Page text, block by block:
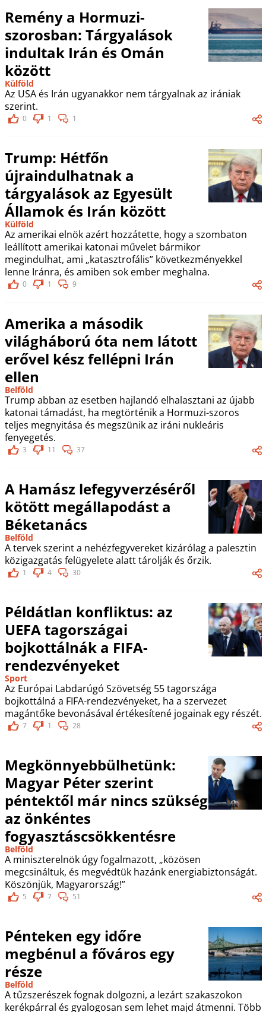
Remény a Hormuzi-
szorosban: Tárgyalások
indultak Irán és Omán
között
Külföld
Az USA és Irán ugyanakkor nem tárgyalnak az irániak
szerint.
0 1 1
Trump: Hétfőn
újraindulhatnak a
tárgyalások az Egyesült
Államok és Irán között
Külföld
Az amerikai elnök azért hozzátette, hogy a szombaton
leállított amerikai katonai művelet bármikor
megindulhat, ami „katasztrofális” következményekkel
lenne Iránra, és amiben sok ember meghalna.
0 1 9
Amerika a második
világháború óta nem látott
erővel kész fellépni Irán
ellen
Belföld
Trump abban az esetben hajlandó elhalasztani az újabb
katonai támadást, ha megtörténik a Hormuzi-szoros
teljes megnyitása és megszünik az iráni nukleáris
fenyegetés.
3 11 37
A Hamász lefegyverzéséről
kötött megállapodást a
Béketanács
Belföld
A tervek szerint a nehézfegyvereket kizárólag a palesztin
közigazgatás felügyelete alatt tárolják és őrzik.
1 4 30
Példátlan konfliktus: az
UEFA tagországai
bojkottálnák a FIFA-
rendezvényeket
Sport
Az Európai Labdarúgó Szövetség 55 tagországa
bojkottálná a FIFA-rendezvényeket, ha a szervezet
magántőke bevonásával értékesítené jogainak egy részét.
7 1 28
Megkönnyebbülhetünk:
Magyar Péter szerint
péntektől már nincs szükség
az önkéntes
fogyasztáscsökkentésre
Belföld
A miniszterelnök úgy fogalmazott, „közösen
megcsináltuk, és megvédtük hazánk energiabiztonságát.
Köszönjük, Magyarország!”
5 7 51
Pénteken egy időre
megbénul a főváros egy
része
Belföld
A tűzszerészek fognak dolgozni, a lezárt szakaszokon
kerékpárral és gyalogosan sem lehet majd átmenni. Több